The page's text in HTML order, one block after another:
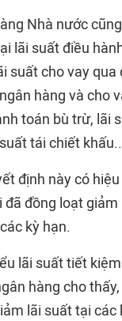
Nhà nước
lãi suất điều
suất cho vay
hàng và cho
toán bù trừ, lãi
tái chiết
định này có
đồng loạt giảm
kỳ hạn.
lãi suất tiết
hàng cho
lãi suất tại các